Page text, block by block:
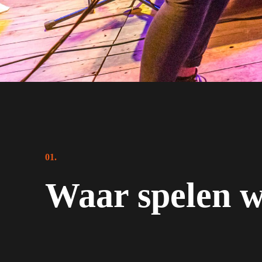
01.
Waar spelen